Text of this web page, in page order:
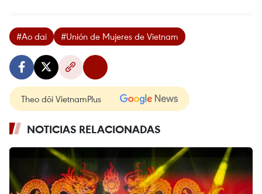
#Ao dai #Unión de Mujeres de Vietnam
Theo dõi VietnamPlus
NOTICIAS RELACIONADAS